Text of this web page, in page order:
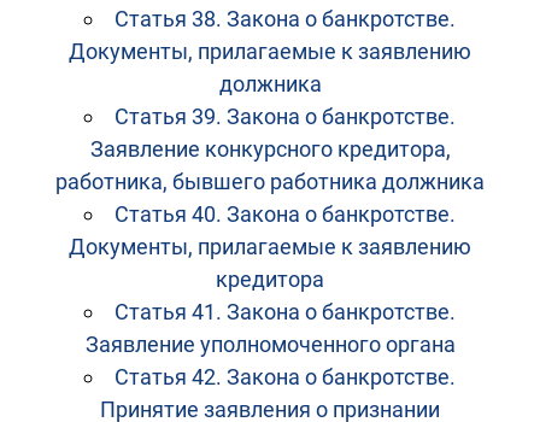
Статья 38. Закона о банкротстве.
Документы, прилагаемые к заявлению
должника
Статья 39. Закона о банкротстве.
Заявление конкурсного кредитора,
работника, бывшего работника должника
Статья 40. Закона о банкротстве.
Документы, прилагаемые к заявлению
кредитора
Статья 41. Закона о банкротстве.
Заявление уполномоченного органа
Статья 42. Закона о банкротстве.
Принятие заявления о признании